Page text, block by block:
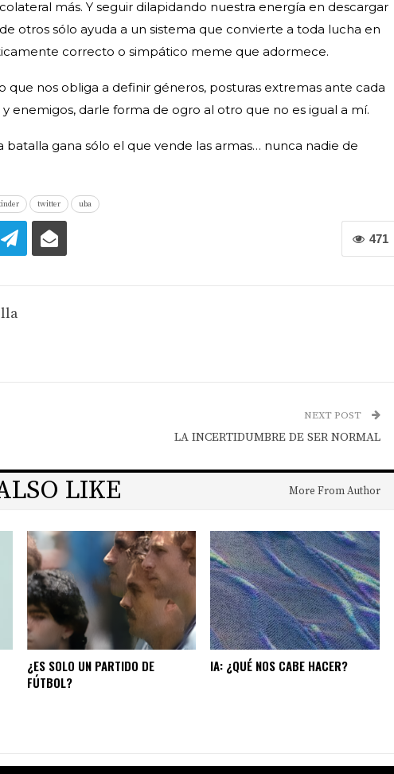
más. Y seguir dilapidando nuestra energía en descargar
otros sólo ayuda a un sistema que convierte a toda lucha en
correcto o simpático meme que adormece.
que nos obliga a definir géneros, posturas extremas ante cada
y enemigos, darle forma de ogro al otro que no es igual a mí.
gana sólo el que vende las armas… nunca nadie de
twitter uba
471
NEXT POST
LA INCERTIDUMBRE DE SER NORMAL
LIKE More From Author
¿ES SOLO UN PARTIDO DE
FÚTBOL?
IA: ¿QUÉ NOS CABE HACER?